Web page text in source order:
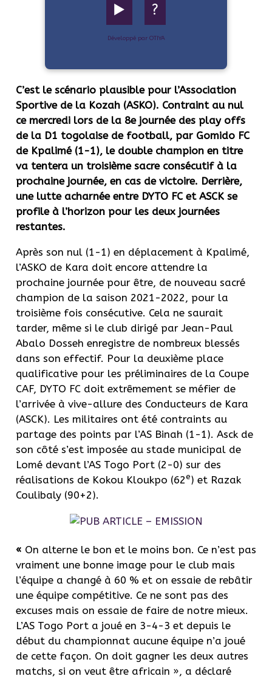
▶️ ?
Développé par OTIYA
C’est le scénario plausible pour l’Association
Sportive de la Kozah (ASKO). Contraint au nul
ce mercredi lors de la 8e journée des play offs
de la D1 togolaise de football, par Gomido FC
de Kpalimé (1-1), le double champion en titre
va tentera un troisième sacre consécutif à la
prochaine journée, en cas de victoire. Derrière,
une lutte acharnée entre DYTO FC et ASCK se
profile à l’horizon pour les deux journées
restantes.
Après son nul (1-1) en déplacement à Kpalimé,
l’ASKO de Kara doit encore attendre la
prochaine journée pour être, de nouveau sacré
champion de la saison 2021-2022, pour la
troisième fois consécutive. Cela ne saurait
tarder, même si le club dirigé par Jean-Paul
Abalo Dosseh enregistre de nombreux blessés
dans son effectif. Pour la deuxième place
qualificative pour les préliminaires de la Coupe
CAF, DYTO FC doit extrêmement se méfier de
l’arrivée à vive-allure des Conducteurs de Kara
(ASCK). Les militaires ont été contraints au
partage des points par l’AS Binah (1-1). Asck de
son côté s’est imposée au stade municipal de
Lomé devant l’AS Togo Port (2-0) sur des
réalisations de Kokou Kloukpo (62e) et Razak
Coulibaly (90+2).
« On alterne le bon et le moins bon. Ce n’est pas
vraiment une bonne image pour le club mais
l’équipe a changé à 60 % et on essaie de rebâtir
une équipe compétitive. Ce ne sont pas des
excuses mais on essaie de faire de notre mieux.
L’AS Togo Port a joué en 3-4-3 et depuis le
début du championnat aucune équipe n’a joué
de cette façon. On doit gagner les deux autres
matchs, si on veut être africain », a déclaré